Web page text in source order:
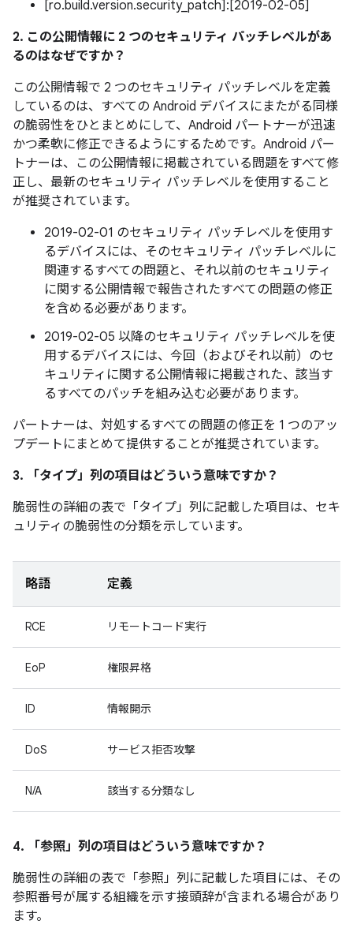
[ro.build.version.security_patch]:[2019-02-05]
2. この公開情報に 2 つのセキュリティ パッチレベルがあ
るのはなぜですか？
この公開情報で 2 つのセキュリティ パッチレベルを定義
しているのは、すべての Android デバイスにまたがる同様
の脆弱性をひとまとめにして、Android パートナーが迅速
かつ柔軟に修正できるようにするためです。Android パー
トナーは、この公開情報に掲載されている問題をすべて修
正し、最新のセキュリティ パッチレベルを使用すること
が推奨されています。
2019-02-01 のセキュリティ パッチレベルを使用す
るデバイスには、そのセキュリティ パッチレベルに
関連するすべての問題と、それ以前のセキュリティ
に関する公開情報で報告されたすべての問題の修正
を含める必要があります。
2019-02-05 以降のセキュリティ パッチレベルを使
用するデバイスには、今回（およびそれ以前）のセ
キュリティに関する公開情報に掲載された、該当す
るすべてのパッチを組み込む必要があります。
パートナーは、対処するすべての問題の修正を 1 つのアッ
プデートにまとめて提供することが推奨されています。
3. 「タイプ」 列の項目はどういう意味ですか？
脆弱性の詳細の表で「タイプ」 列に記載した項目は、セキ
ュリティの脆弱性の分類を示しています。
略語 定義
RCE リモートコード実行
EoP 権限昇格
ID 情報開示
DoS サービス拒否攻撃
N/A 該当する分類なし
4. 「参照」 列の項目はどういう意味ですか？
脆弱性の詳細の表で「参照」列に記載した項目には、その
参照番号が属する組織を示す接頭辞が含まれる場合があり
ます。